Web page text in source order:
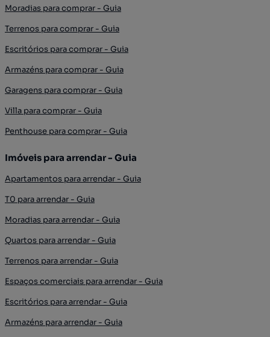
Moradias para comprar - Guia
Terrenos para comprar - Guia
Escritórios para comprar - Guia
Armazéns para comprar - Guia
Garagens para comprar - Guia
Villa para comprar - Guia
Penthouse para comprar - Guia
Imóveis para arrendar - Guia
Apartamentos para arrendar - Guia
T0 para arrendar - Guia
Moradias para arrendar - Guia
Quartos para arrendar - Guia
Terrenos para arrendar - Guia
Espaços comerciais para arrendar - Guia
Escritórios para arrendar - Guia
Armazéns para arrendar - Guia